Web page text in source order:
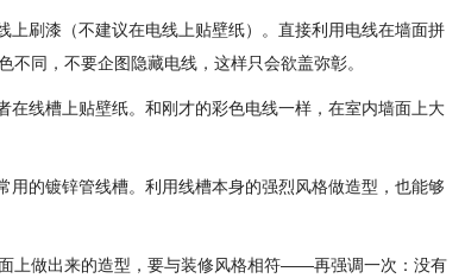
上刷漆（不建议在电线上贴壁纸）。直接利用电线在墙面拼
同，不要企图隐藏电线，这样只会欲盖弥彰。
在线槽上贴壁纸。和刚才的彩色电线一样，在室内墙面上大
用的镀锌管线槽。利用线槽本身的强烈风格做造型，也能够
上做出来的造型，要与装修风格相符——再强调一次：没有